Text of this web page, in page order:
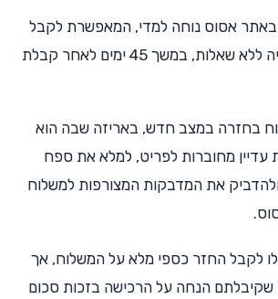
באתר אסוס נוחה למדי, המאפשרת לקבל
זיכוי מלא על הקנייה ללא שאלות, במשך 45 ימים לאחר קבלת
בחזרה במצב חדש, באריזה שבה הוא
מחוברות לפריט, למלא את ספח
את המדבקות המצורפות למשלוח
לקבל החזר כספי מלא על המשלוח, אך
שקיבלתם הנחה על הרכישה בזכות סכום